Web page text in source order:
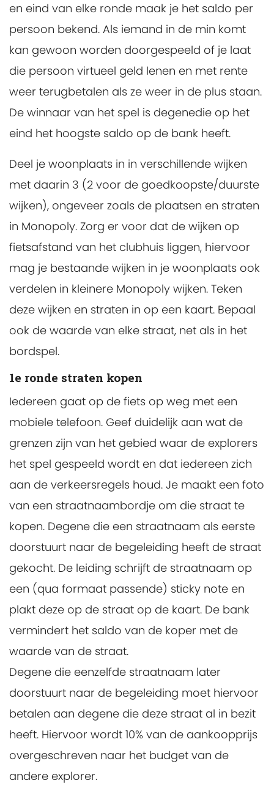
en eind van elke ronde maak je het saldo per
persoon bekend. Als iemand in de min komt
kan gewoon worden doorgespeeld of je laat
die persoon virtueel geld lenen en met rente
weer terugbetalen als ze weer in de plus staan.
De winnaar van het spel is degenedie op het
eind het hoogste saldo op de bank heeft.
Deel je woonplaats in in verschillende wijken
met daarin 3 (2 voor de goedkoopste/duurste
wijken), ongeveer zoals de plaatsen en straten
in Monopoly. Zorg er voor dat de wijken op
fietsafstand van het clubhuis liggen, hiervoor
mag je bestaande wijken in je woonplaats ook
verdelen in kleinere Monopoly wijken. Teken
deze wijken en straten in op een kaart. Bepaal
ook de waarde van elke straat, net als in het
bordspel.
1e ronde straten kopen
Iedereen gaat op de fiets op weg met een
mobiele telefoon. Geef duidelijk aan wat de
grenzen zijn van het gebied waar de explorers
het spel gespeeld wordt en dat iedereen zich
aan de verkeersregels houd. Je maakt een foto
van een straatnaambordje om die straat te
kopen. Degene die een straatnaam als eerste
doorstuurt naar de begeleiding heeft de straat
gekocht. De leiding schrijft de straatnaam op
een (qua formaat passende) sticky note en
plakt deze op de straat op de kaart. De bank
vermindert het saldo van de koper met de
waarde van de straat.
Degene die eenzelfde straatnaam later
doorstuurt naar de begeleiding moet hiervoor
betalen aan degene die deze straat al in bezit
heeft. Hiervoor wordt 10% van de aankoopprijs
overgeschreven naar het budget van de
andere explorer.